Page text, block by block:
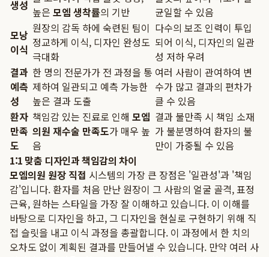
생성 높은 모엠 생착률의 기반
균일할 수 있음
모낭
이식
원장의 감독 하에 숙련된 팀이
정교하게 이식, 디자인 완성도
극대화
다수의 보조 인력이 투입
되어 이식, 디자인의 일관
성 저하 우려
결과
예측
성
한 명의 전문가가 전 과정을 통
제하여 일관되고 예측 가능한
높은 결과 도출
여러 사람이 관여하여 변
수가 많고 결과의 편차가
클 수 있음
환자
만족
도
책임감 있는 진료로 인해 모엠
의원 재수술 만족도가 매우 높
음
결과 불만족 시 책임 소재
가 불분명하여 환자의 불
만이 가중될 수 있음
1:1 맞춤 디자인과 책임감의 차이
모엠의원 원장 직접 시스템의 가장 큰 장점은 '일관성'과 '책임
감'입니다. 환자를 처음 만난 원장이 그 사람의 얼굴 골격, 표정
근육, 원하는 스타일을 가장 잘 이해하고 있습니다. 이 이해를
바탕으로 디자인을 하고, 그 디자인을 현실로 구현하기 위해 직
접 슬릿을 내고 이식 과정을 총괄합니다. 이 과정에서 한 치의
오차도 없이 계획된 결과를 만들어낼 수 있습니다. 만약 여러 사